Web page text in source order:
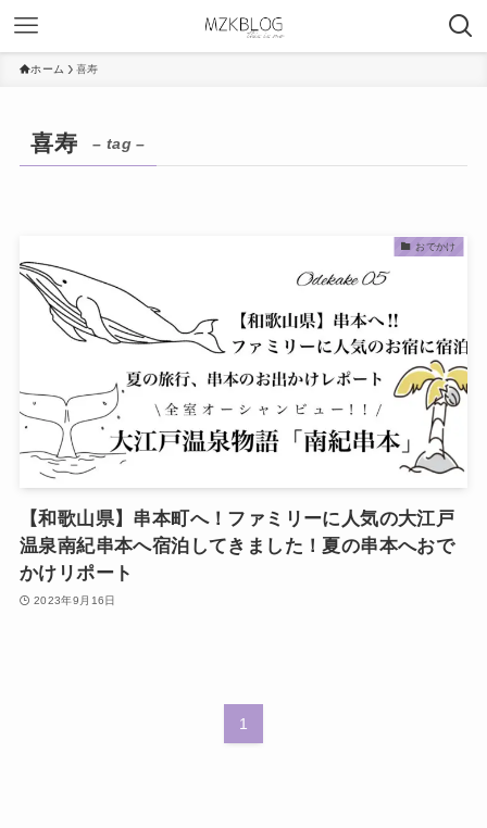
ホーム 喜寿
喜寿 – tag –
おでかけ
【和歌山県】串本町へ！ファミリーに人気の大江戸
温泉南紀串本へ宿泊してきました！夏の串本へおで
かけリポート
2023年9月16日
1